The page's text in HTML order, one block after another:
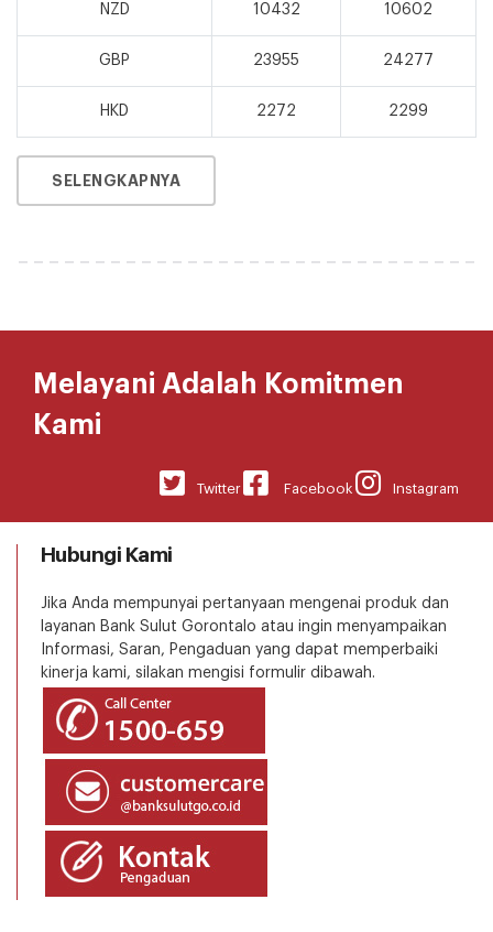
NZD 10432 10602
GBP 23955 24277
HKD 2272 2299
SELENGKAPNYA
Melayani Adalah Komitmen
Kami
Instagram
Facebook
Twitter
Hubungi Kami
Jika Anda mempunyai pertanyaan mengenai produk dan
layanan Bank Sulut Gorontalo atau ingin menyampaikan
Informasi, Saran, Pengaduan yang dapat memperbaiki
kinerja kami, silakan mengisi formulir dibawah.